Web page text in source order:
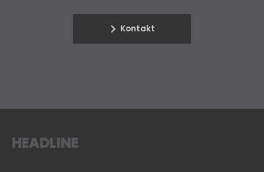
Kontakt
HEADLINE